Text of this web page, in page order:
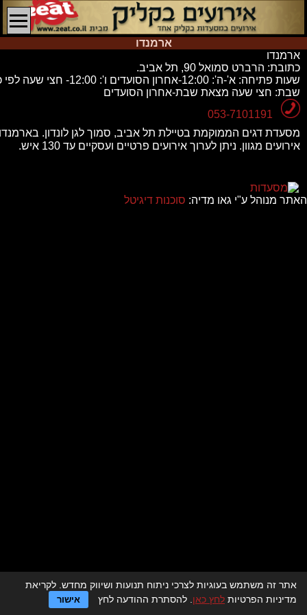
ארמנדו
ארמנדו
כתובת: הרברט סמואל 90, תל אביב.
שעות פתיחה:
א'-ה': 12:00-אחרון הסועדים ו':
שבת: חצי שעה מצאת שבת-אחרון הסועדים
מסעדת דגים הממוקמת בטיילת תל אביב, סמוך לגן לונדון.
אירועים מגוון. ניתן לערוך אירועים פרטיים ועסקיים עד 130 איש.
לדף הבית > מסעדות לאירועים
מגזין מסעדות לאירועים
האתר מנוהל ע"י גאו מדיה: סוכנות דיגיטל
אתר זה משתמש בעוגיות לצרכי ניתוח תנועות ושיווק מחדש. לקריאת
מדיניות הפרטיות לחץ כאן . להסתרת ההודעה לחץ אישור